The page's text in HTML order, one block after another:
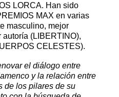
LORCA. Han sido
MAX en varias
masculino, mejor
autoría (LIBERTINO),
CELESTES).
el diálogo entre
y la relación entre
de los pilares de su